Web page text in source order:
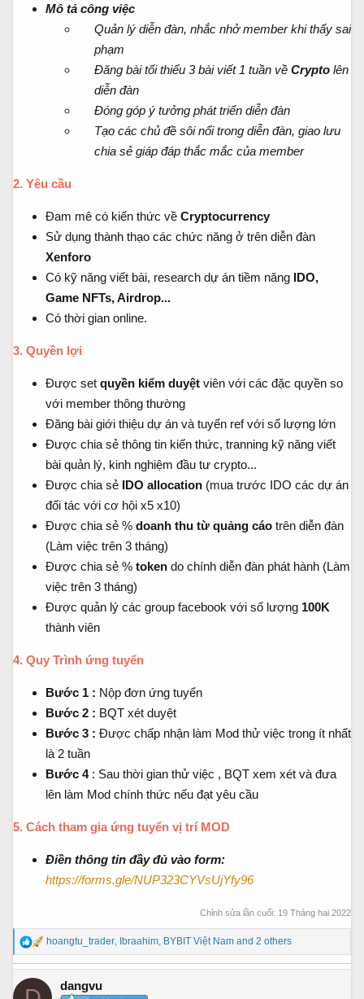
Mô tả công việc
Quản lý diễn đàn, nhắc nhở member khi thấy sai
phạm
Đăng bài tối thiểu 3 bài viết 1 tuần về Crypto lên
diễn đàn
Đóng góp ý tưởng phát triển diễn đàn
Tạo các chủ đề sôi nổi trong diễn đàn, giao lưu
chia sẻ giáp đáp thắc mắc của member
2. Yêu cầu
Đam mê có kiến thức về Cryptocurrency
Sử dụng thành thạo các chức năng ở trên diễn đàn
Xenforo
Có kỹ năng viết bài, research dự án tiềm năng IDO,
Game NFTs, Airdrop...
Có thời gian online.
3. Quyền lợi
Được set quyền kiểm duyệt viên với các đặc quyền so
với member thông thường
Đăng bài giới thiệu dự án và tuyển ref với số lượng lớn
Được chia sẻ thông tin kiến thức, tranning kỹ năng viết
bài quản lý, kinh nghiệm đầu tư crypto...
Được chia sẻ IDO allocation (mua trước IDO các dự án
đối tác với cơ hội x5 x10)
Được chia sẻ % doanh thu từ quảng cáo trên diễn đàn
(Làm việc trên 3 tháng)
Được chia sẻ % token do chính diễn đàn phát hành (Làm
việc trên 3 tháng)
Được quản lý các group facebook với số lượng 100K
thành viên
4. Quy Trình ứng tuyển
Bước 1 : Nộp đơn ứng tuyển
Bước 2 : BQT xét duyệt
Bước 3 : Được chấp nhận làm Mod thử việc trong ít nhất
là 2 tuần
Bước 4: Sau thời gian thử việc , BQT xem xét và đưa
lên làm Mod chính thức nếu đạt yêu cầu
5. Cách tham gia ứng tuyển vị trí MOD
Điền thông tin đầy đủ vào form:
https://forms.gle/NUP323CYVsUjYfy96
Chỉnh sửa lần cuối: 19 Tháng hai 2022
R
e
a
c
hoangtu_trader, Ibraahim, BYBIT Việt Nam and 2 others
dangvu